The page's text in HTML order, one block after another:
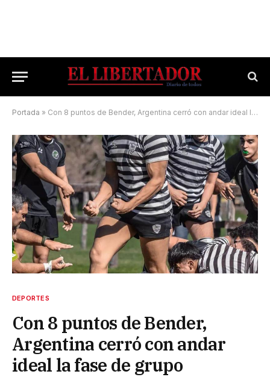
Portada » Con 8 puntos de Bender, Argentina cerró con andar ideal la fase de grupo
DEPORTES
Con 8 puntos de Bender,
Argentina cerró con andar
ideal la fase de grupo